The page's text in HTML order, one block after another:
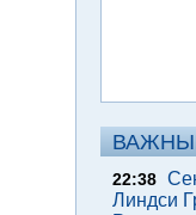
22:38
Линдси